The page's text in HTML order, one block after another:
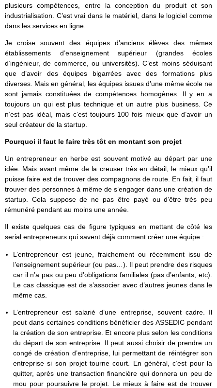
plusieurs compétences, entre la conception du produit et son
industrialisation. C’est vrai dans le matériel, dans le logiciel comme
dans les services en ligne.
Je croise souvent des équipes d’anciens élèves des mêmes
établissements d’enseignement supérieur (grandes écoles
d’ingénieur, de commerce, ou universités). C’est moins séduisant
que d’avoir des équipes bigarrées avec des formations plus
diverses. Mais en général, les équipes issues d’une même école ne
sont jamais constituées de compétences homogènes. Il y en a
toujours un qui est plus technique et un autre plus business. Ce
n’est pas idéal, mais c’est toujours 100 fois mieux que d’avoir un
seul créateur de la startup.
Pourquoi il faut le faire très tôt en montant son projet
Un entrepreneur en herbe est souvent motivé au départ par une
idée. Mais avant même de la creuser très en détail, le mieux qu’il
puisse faire est de trouver des compagnons de route. En fait, il faut
trouver des personnes à même de s’engager dans une création de
startup. Cela suppose de ne pas être payé ou d’être très peu
rémunéré pendant au moins une année.
Il existe quelques cas de figure typiques en mettant de côté les
serial entrepreneurs qui savent déjà comment créer une équipe :
L’entrepreneur est jeune, fraichement ou récemment issu de
l’enseignement supérieur (ou pas…). Il peut prendre des risques
car il n’a pas ou peu d’obligations familiales (pas d’enfants, etc).
Le cas classique est de s’associer avec d’autres jeunes dans le
même cas.
L’entrepreneur est salarié d’une entreprise, souvent cadre. Il
peut dans certaines conditions bénéficier des ASSEDIC pendant
la création de son entreprise. Et encore plus selon les conditions
du départ de son entreprise. Il peut aussi choisir de prendre un
congé de création d’entreprise, lui permettant de réintégrer son
entreprise si son projet tourne court. En général, c’est pour la
quitter, après une transaction financière qui donnera un peu de
mou pour poursuivre le projet. Le mieux à faire est de trouver